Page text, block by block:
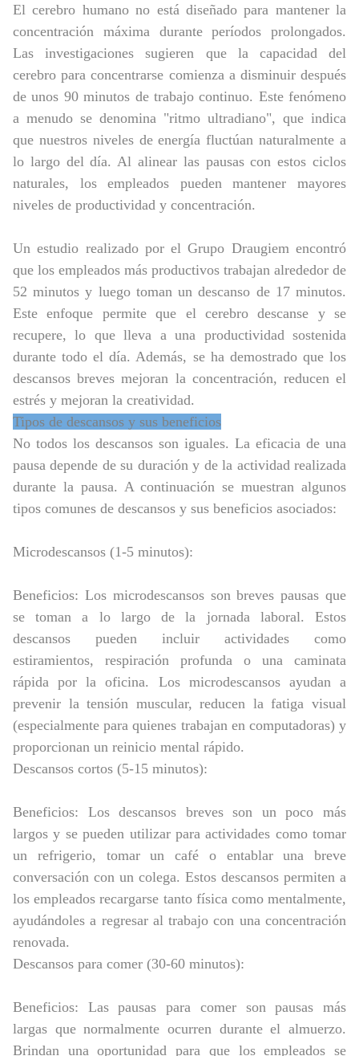
El cerebro humano no está diseñado para mantener la
concentración máxima durante períodos prolongados.
Las investigaciones sugieren que la capacidad del
cerebro para concentrarse comienza a disminuir después
de unos 90 minutos de trabajo continuo. Este fenómeno
a menudo se denomina "ritmo ultradiano", que indica
que nuestros niveles de energía fluctúan naturalmente a
lo largo del día. Al alinear las pausas con estos ciclos
naturales, los empleados pueden mantener mayores
niveles de productividad y concentración.
Un estudio realizado por el Grupo Draugiem encontró
que los empleados más productivos trabajan alrededor de
52 minutos y luego toman un descanso de 17 minutos.
Este enfoque permite que el cerebro descanse y se
recupere, lo que lleva a una productividad sostenida
durante todo el día. Además, se ha demostrado que los
descansos breves mejoran la concentración, reducen el
estrés y mejoran la creatividad.
Tipos de descansos y sus beneficios
No todos los descansos son iguales. La eficacia de una
pausa depende de su duración y de la actividad realizada
durante la pausa. A continuación se muestran algunos
tipos comunes de descansos y sus beneficios asociados:
Microdescansos (1-5 minutos):
Beneficios: Los microdescansos son breves pausas que
se toman a lo largo de la jornada laboral. Estos
descansos pueden incluir actividades como
estiramientos, respiración profunda o una caminata
rápida por la oficina. Los microdescansos ayudan a
prevenir la tensión muscular, reducen la fatiga visual
(especialmente para quienes trabajan en computadoras) y
proporcionan un reinicio mental rápido.
Descansos cortos (5-15 minutos):
Beneficios: Los descansos breves son un poco más
largos y se pueden utilizar para actividades como tomar
un refrigerio, tomar un café o entablar una breve
conversación con un colega. Estos descansos permiten a
los empleados recargarse tanto física como mentalmente,
ayudándoles a regresar al trabajo con una concentración
renovada.
Descansos para comer (30-60 minutos):
Beneficios: Las pausas para comer son pausas más
largas que normalmente ocurren durante el almuerzo.
Brindan una oportunidad para que los empleados se